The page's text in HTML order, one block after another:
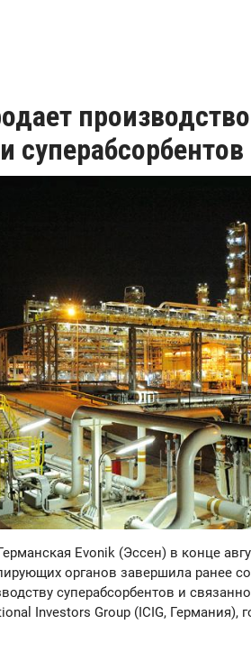
суперабсорбентов
Evonik (Эссен) в конце
органов завершила ранее
суперабсорбентов и
Investors Group (ICIG, Германия),